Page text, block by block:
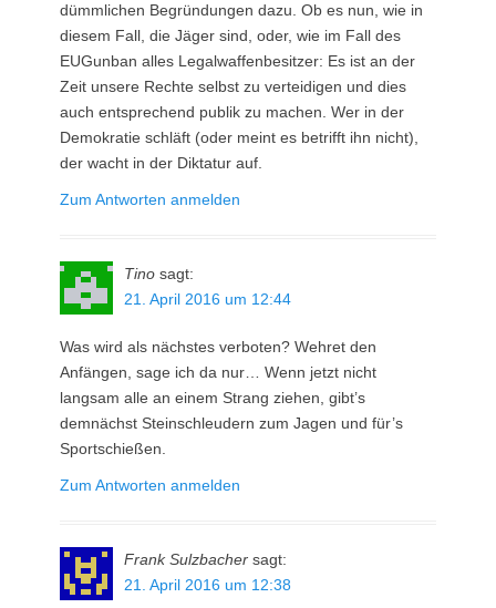
dümmlichen Begründungen dazu. Ob es nun, wie in
diesem Fall, die Jäger sind, oder, wie im Fall des
EUGunban alles Legalwaffenbesitzer: Es ist an der
Zeit unsere Rechte selbst zu verteidigen und dies
auch entsprechend publik zu machen. Wer in der
Demokratie schläft (oder meint es betrifft ihn nicht),
der wacht in der Diktatur auf.
Zum Antworten anmelden
Tino sagt:
21. April 2016 um 12:44
Was wird als nächstes verboten? Wehret den
Anfängen, sage ich da nur… Wenn jetzt nicht
langsam alle an einem Strang ziehen, gibt’s
demnächst Steinschleudern zum Jagen und für’s
Sportschießen.
Zum Antworten anmelden
Frank Sulzbacher sagt:
21. April 2016 um 12:38